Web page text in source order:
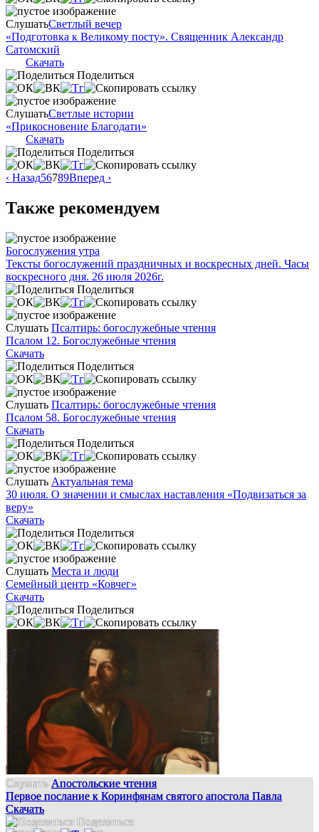
СлушатьСветлый вечер
«Подготовка к Великому посту». Священник Александр
Сатомский
Скачать
Поделиться
СлушатьСветлые истории
«Прикосновение Благодати»
Скачать
Поделиться
‹ Назад56789Вперед ›
Также рекомендуем
Богослужения утра
Тексты богослужений праздничных и воскресных дней. Часы
воскресного дня. 26 июля 2026г.
Поделиться
Слушать Псалтирь: богослужебные чтения
Псалом 12. Богослужебные чтения
Скачать
Поделиться
Слушать Псалтирь: богослужебные чтения
Псалом 58. Богослужебные чтения
Скачать
Поделиться
Слушать Актуальная тема
30 июля. О значении и смыслах наставления «Подвизаться за
веру»
Скачать
Поделиться
Слушать Места и люди
Семейный центр «Ковчег»
Скачать
Поделиться
Слушать Апостольские чтения
Первое послание к Коринфянам святого апостола Павла
Скачать
Поделиться